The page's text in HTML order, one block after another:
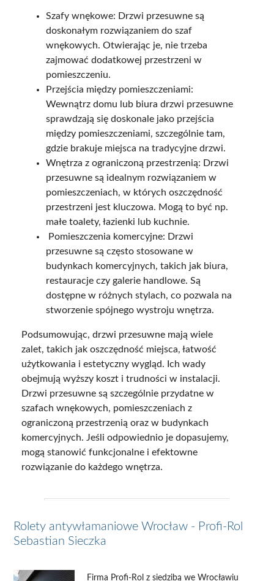
Szafy wnękowe: Drzwi przesuwne są
doskonałym rozwiązaniem do szaf
wnękowych. Otwierając je, nie trzeba
zajmować dodatkowej przestrzeni w
pomieszczeniu.
Przejścia między pomieszczeniami:
Wewnątrz domu lub biura drzwi przesuwne
sprawdzają się doskonale jako przejścia
między pomieszczeniami, szczególnie tam,
gdzie brakuje miejsca na tradycyjne drzwi.
Wnętrza z ograniczoną przestrzenią: Drzwi
przesuwne są idealnym rozwiązaniem w
pomieszczeniach, w których oszczędność
przestrzeni jest kluczowa. Mogą to być np.
małe toalety, łazienki lub kuchnie.
Pomieszczenia komercyjne: Drzwi
przesuwne są często stosowane w
budynkach komercyjnych, takich jak biura,
restauracje czy galerie handlowe. Są
dostępne w różnych stylach, co pozwala na
stworzenie spójnego wystroju wnętrza.
Podsumowując, drzwi przesuwne mają wiele
zalet, takich jak oszczędność miejsca, łatwość
użytkowania i estetyczny wygląd. Ich wady
obejmują wyższy koszt i trudności w instalacji.
Drzwi przesuwne są szczególnie przydatne w
szafach wnękowych, pomieszczeniach z
ograniczoną przestrzenią oraz w budynkach
komercyjnych. Jeśli odpowiednio je dopasujemy,
mogą stanowić funkcjonalne i efektowne
rozwiązanie do każdego wnętrza.
Rolety antywłamaniowe Wrocław - Profi-Rol
Sebastian Sieczka
Firma Profi-Rol z siedzibą we Wrocławiu